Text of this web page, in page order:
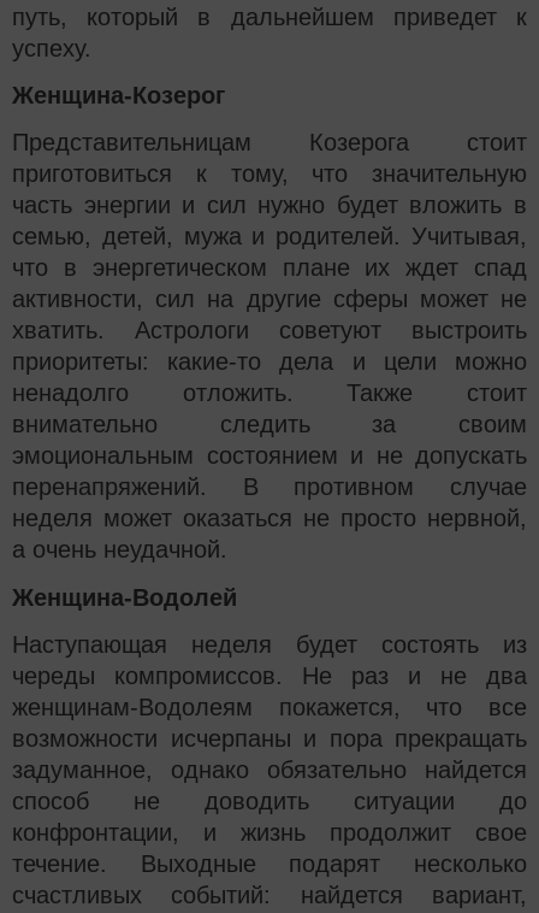
путь, который в дальнейшем приведет к
успеху.
Женщина-Козерог
Представительницам Козерога стоит
приготовиться к тому, что значительную
часть энергии и сил нужно будет вложить в
семью, детей, мужа и родителей. Учитывая,
что в энергетическом плане их ждет спад
активности, сил на другие сферы может не
хватить. Астрологи советуют выстроить
приоритеты: какие-то дела и цели можно
ненадолго отложить. Также стоит
внимательно следить за своим
эмоциональным состоянием и не допускать
перенапряжений. В противном случае
неделя может оказаться не просто нервной,
а очень неудачной.
Женщина-Водолей
Наступающая неделя будет состоять из
череды компромиссов. Не раз и не два
женщинам-Водолеям покажется, что все
возможности исчерпаны и пора прекращать
задуманное, однако обязательно найдется
способ не доводить ситуации до
конфронтации, и жизнь продолжит свое
течение. Выходные подарят несколько
счастливых событий: найдется вариант,